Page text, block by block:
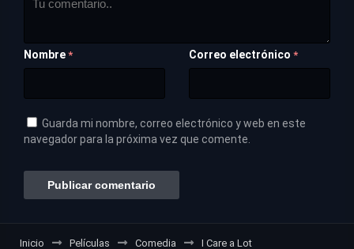
Nombre * Correo electrónico *
Guarda mi nombre, correo electrónico y web en este
navegador para la próxima vez que comente.
Inicio Películas Comedia I Care a Lot